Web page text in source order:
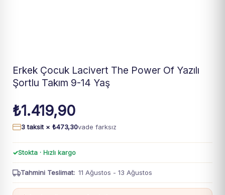
Erkek Çocuk Lacivert The Power Of Yazılı
Şortlu Takım 9-14 Yaş
₺1.419,90
3 taksit ×₺473,30vade farksız
Stokta · Hızlı kargo
Tahmini Teslimat: 11 Ağustos - 13 Ağustos